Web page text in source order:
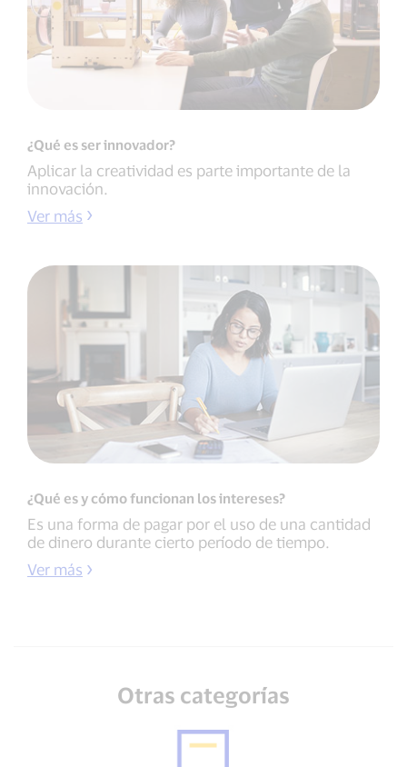
¿Qué es ser innovador?
Aplicar la creatividad es parte importante de la
innovación.
Ver más
¿Qué es y cómo funcionan los intereses?
Es una forma de pagar por el uso de una cantidad
de dinero durante cierto período de tiempo.
Ver más
Otras categorías